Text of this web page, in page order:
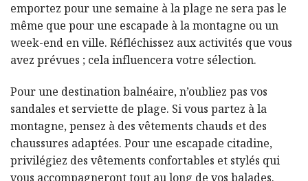
emportez pour une semaine à la plage ne sera pas le
même que pour une escapade à la montagne ou un
week-end en ville. Réfléchissez aux activités que vous
avez prévues ; cela influencera votre sélection.
Pour une destination balnéaire, n’oubliez pas vos
sandales et serviette de plage. Si vous partez à la
montagne, pensez à des vêtements chauds et des
chaussures adaptées. Pour une escapade citadine,
privilégiez des vêtements confortables et stylés qui